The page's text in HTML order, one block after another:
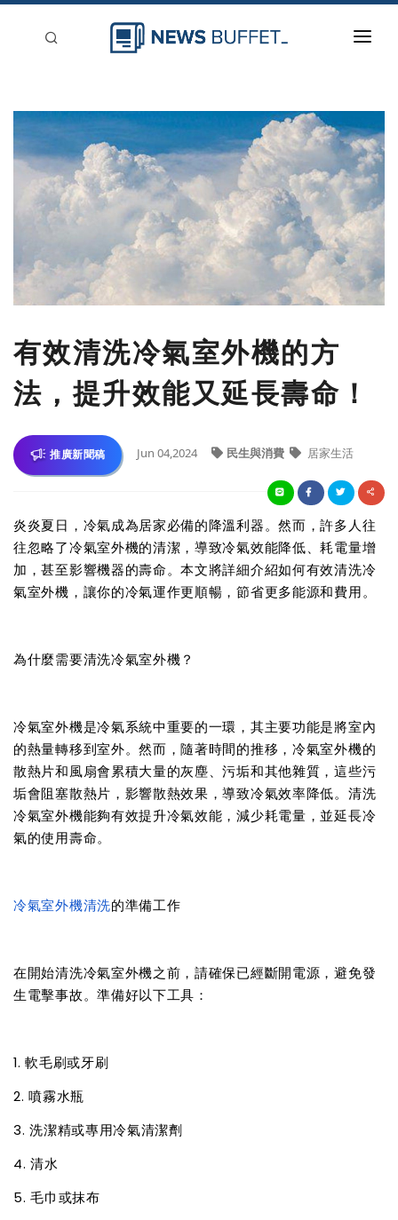
新聞稿分類
登入
刊登
有效清洗冷氣室外機的方
法，提升效能又延長壽命！
推廣新聞稿 Jun 04,2024 民生與消費 居家生活
炎炎夏日，冷氣成為居家必備的降溫利器。然而，許多人往
往忽略了冷氣室外機的清潔，導致冷氣效能降低、耗電量增
加，甚至影響機器的壽命。本文將詳細介紹如何有效清洗冷
氣室外機，讓你的冷氣運作更順暢，節省更多能源和費用。
為什麼需要清洗冷氣室外機？
冷氣室外機是冷氣系統中重要的一環，其主要功能是將室內
的熱量轉移到室外。然而，隨著時間的推移，冷氣室外機的
散熱片和風扇會累積大量的灰塵、污垢和其他雜質，這些污
垢會阻塞散熱片，影響散熱效果，導致冷氣效率降低。清洗
冷氣室外機能夠有效提升冷氣效能，減少耗電量，並延長冷
氣的使用壽命。
冷氣室外機清洗的準備工作
在開始清洗冷氣室外機之前，請確保已經斷開電源，避免發
生電擊事故。準備好以下工具：
1. 軟毛刷或牙刷
2. 噴霧水瓶
3. 洗潔精或專用冷氣清潔劑
4. 清水
5. 毛巾或抹布